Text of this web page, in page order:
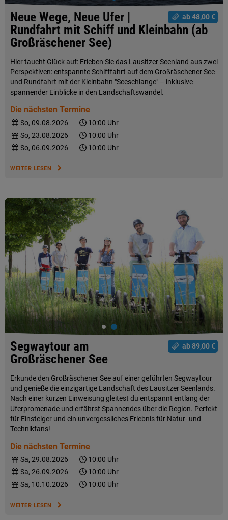
ab 48,00 €
Neue Wege, Neue Ufer |
Rundfahrt mit Schiff und Kleinbahn (ab
Großräschener See)
Hier taucht Glück auf: Erleben Sie das Lausitzer Seenland aus zwei
Perspektiven: entspannte Schifffahrt auf dem Großräschener See
und Rundfahrt mit der Kleinbahn "Seeschlange" – inklusive
spannender Einblicke in den Landschaftswandel.
Die nächsten Termine
So, 09.08.2026
10:00 Uhr
So, 23.08.2026
10:00 Uhr
So, 06.09.2026
10:00 Uhr
WEITER LESEN
ab 89,00 €
Segwaytour am
Großräschener See
Erkunde den Großräschener See auf einer geführten Segwaytour
und genieße die einzigartige Landschaft des Lausitzer Seenlands.
Nach einer kurzen Einweisung gleitest du entspannt entlang der
Uferpromenade und erfährst Spannendes über die Region. Perfekt
für Einsteiger und ein unvergessliches Erlebnis für Natur- und
Technikfans!
Die nächsten Termine
Sa, 29.08.2026
10:00 Uhr
Sa, 26.09.2026
10:00 Uhr
Sa, 10.10.2026
10:00 Uhr
WEITER LESEN